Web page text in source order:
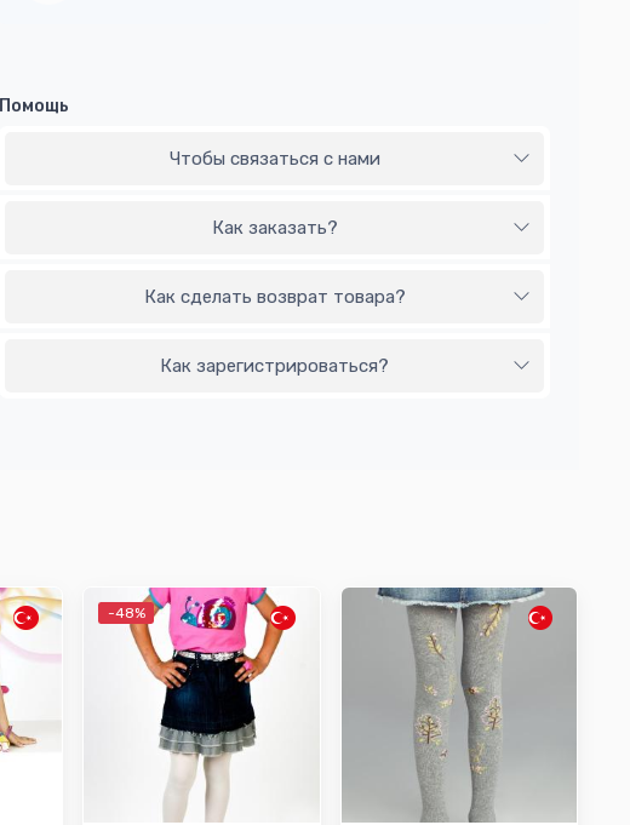
Помощь
Чтобы связаться с нами
Как заказать?
Как сделать возврат товара?
Как зарегистрироваться?
-48%